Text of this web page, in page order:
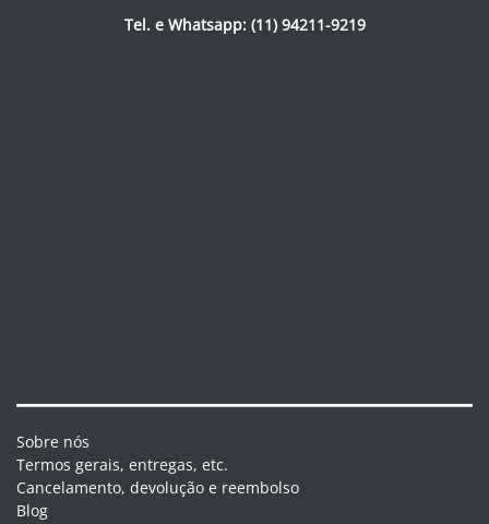
Tel. e Whatsapp: (11) 94211-9219
Sobre nós
Termos gerais, entregas, etc.
Cancelamento, devolução e reembolso
Blog